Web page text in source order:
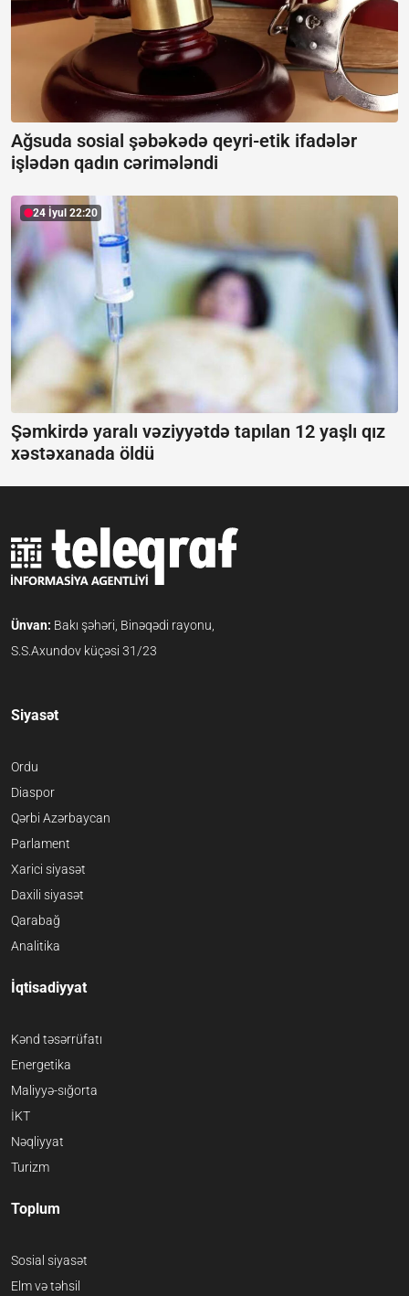
Ağsuda sosial şəbəkədə qeyri-etik ifadələr
işlədən qadın cərimələndi
24 İyul 22:20
Şəmkirdə yaralı vəziyyətdə tapılan 12 yaşlı qız
xəstəxanada öldü
Ünvan: Bakı şəhəri, Binəqədi rayonu,
S.S.Axundov küçəsi 31/23
Siyasət
Ordu
Diaspor
Qərbi Azərbaycan
Parlament
Xarici siyasət
Daxili siyasət
Qarabağ
Analitika
İqtisadiyyat
Kənd təsərrüfatı
Energetika
Maliyyə-sığorta
İKT
Nəqliyyat
Turizm
Toplum
Sosial siyasət
Elm və təhsil